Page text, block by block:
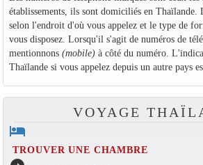
établissements, ils sont domiciliés en Thaïlande.
selon l'endroit d'où vous appelez et le type de
vous disposez. Lorsqu'il s'agit de numéros de
mentionnons (mobile)à côté du numéro.
Thaïlande si vous appelez depuis un autre pays
VOYAGE
hotel
TROUVER UNE CHAMBRE